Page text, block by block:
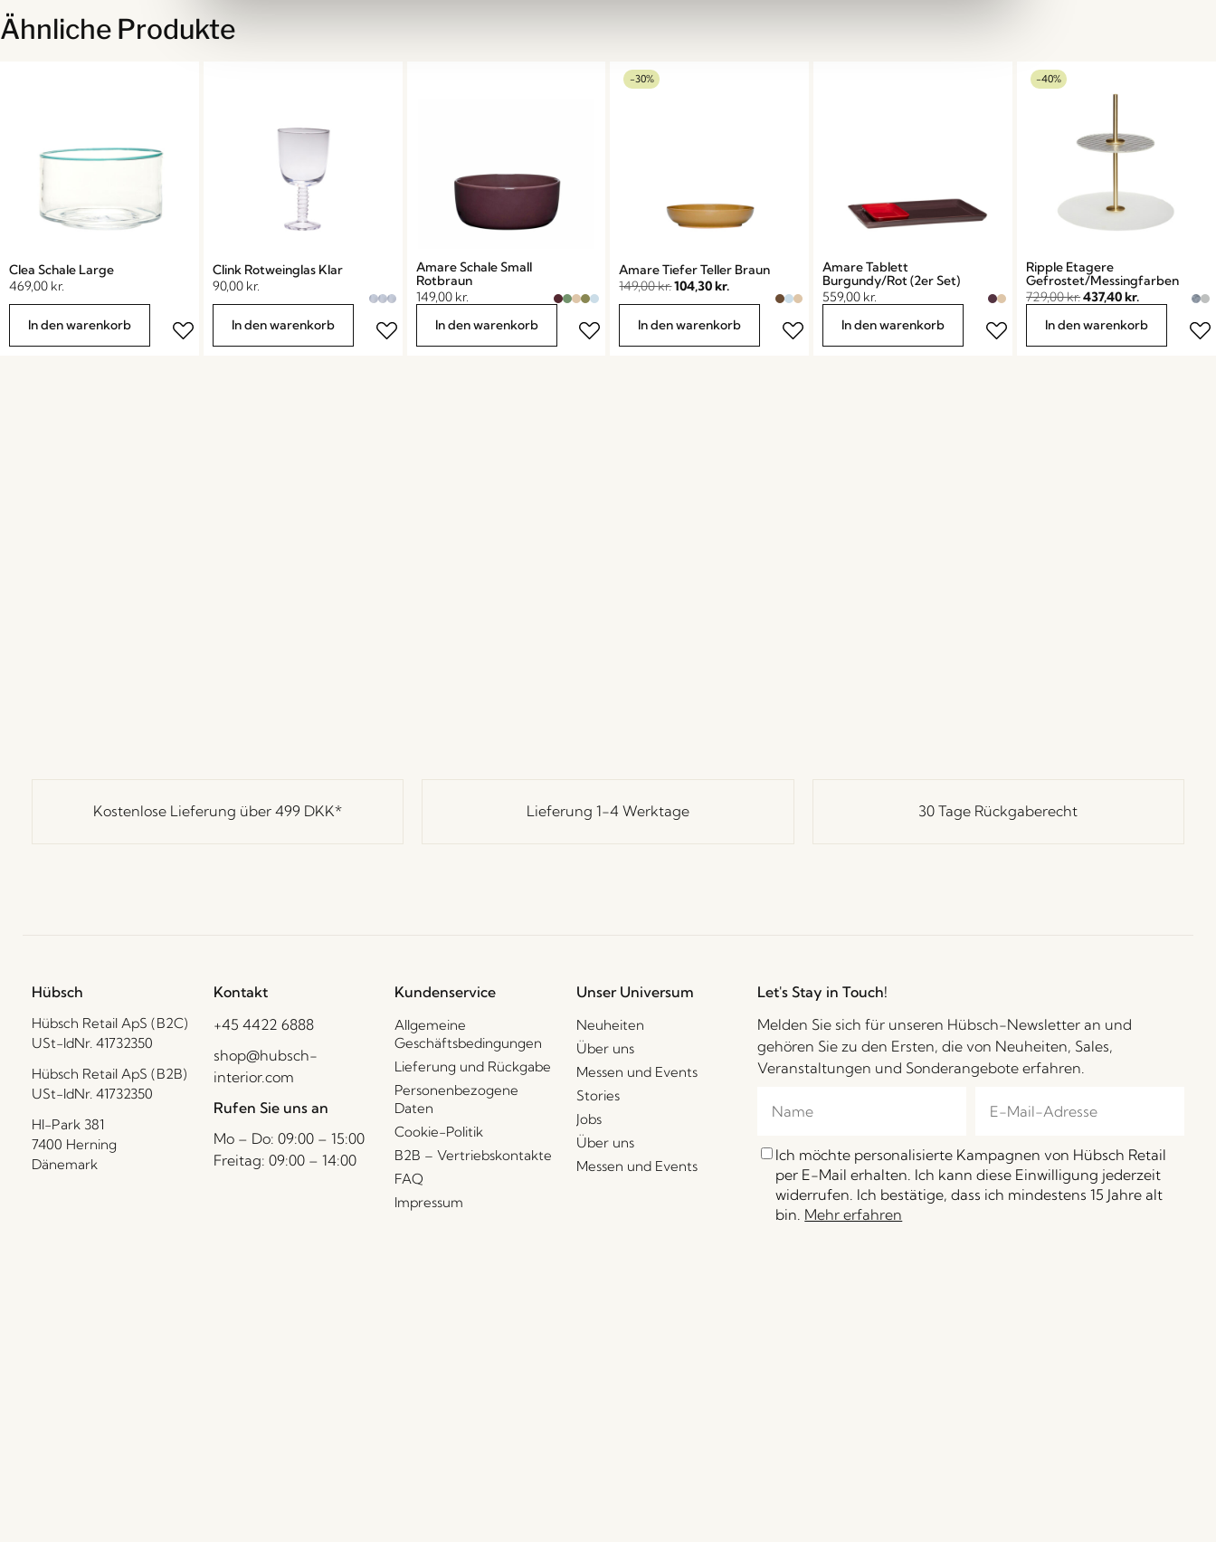
Ähnliche Produkte
Clea Schale Large
469,00 kr.
In den warenkorb
Clink Rotweinglas Klar
90,00 kr.
In den warenkorb
Amare Schale Small
Rotbraun
149,00 kr.
In den warenkorb
-30%
Amare Tiefer Teller Braun
149,00kr.104,30kr.
In den warenkorb
Amare Tablett
Burgundy/Rot (2er Set)
559,00 kr.
In den warenkorb
-40%
Ripple Etagere
Gefrostet/Messingfarben
729,00kr.437,40kr.
In den warenkorb
Kostenlose Lieferung über499 DKK* Lieferung 1-4 Werktage 30 Tage Rückgaberecht
Hübsch
Hübsch Retail ApS (B2C)
USt-IdNr. 41732350
Hübsch Retail ApS (B2B)
USt-IdNr. 41732350
HI-Park 381
7400 Herning
Dänemark
Kontakt
+45 4422 6888
shop@hubsch-
interior.com
Rufen Sie uns an
Mo – Do: 09:00 – 15:00
Freitag: 09:00 – 14:00
Kundenservice
Allgemeine
Geschäftsbedingungen
Lieferung und Rückgabe
Personenbezogene
Daten
Cookie-Politik
B2B – Vertriebskontakte
FAQ
Impressum
Unser Universum
Neuheiten
Über uns
Messen und Events
Stories
Jobs
Über uns
Messen und Events
Let's Stay in Touch!
Melden Sie sich für unseren Hübsch-Newsletter an und
gehören Sie zu den Ersten, die von Neuheiten, Sales,
Veranstaltungen und Sonderangebote erfahren.
Ich möchte personalisierte Kampagnen von Hübsch Retail
per E-Mail erhalten. Ich kann diese Einwilligung jederzeit
widerrufen. Ich bestätige, dass ich mindestens 15 Jahre alt
bin. Mehr erfahren